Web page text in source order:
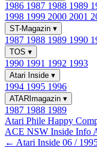
1986 1987 1988 1989
1998 1999 2000 2001
ST-Magazin ▾
1987 1988 1989 1990
TOS ▾
1990 1991 1992 1993
Atari Inside ▾
1994 1995 1996
ATARImagazin ▾
1987 1988 1989
Atari Phile Happy
ACE NSW Inside Info
← Atari Inside 06 /